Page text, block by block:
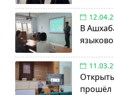
В
прошёл